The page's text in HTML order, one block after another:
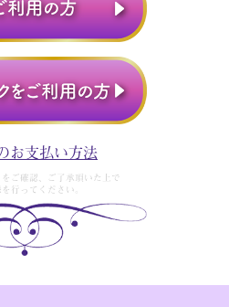
お支払い方法
をご確認、ご了承頂いた上で
行ってください。